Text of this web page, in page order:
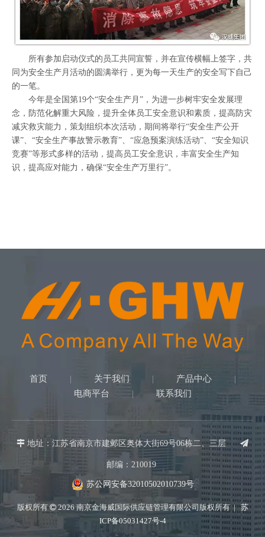
所有参加启动仪式的员工共同宣誓，并在宣传横幅上签字，共
同为安全生产月活动的圆满举行，更为每一天生产的安全写下自己
的一笔。
今年是全国第19个“安全生产月”，为进一步树牢安全发展理
念，防范化解重大风险，提升全体员工安全意识和素质，提高防灾
减灾救灾能力，策划组织本次活动，期间将举行“安全生产公开
课”、“安全生产事故警示教育”、“应急预案演练活动”、“安全知识
竞赛”等形式多样的活动，提高员工安全意识，丰富安全生产知
识，提高应对能力，确保“安全生产万里行”。
首页 关于我们 产品中心
电商平台 联系我们
 地址：江苏省南京市建邺区奥体大街69号06栋二、三层
邮编：210019
苏公网安备32010502010739号
版权所有 2026 南京金海威国际供应链管理有限公司版权所有 |苏
ICP备05031427号-4